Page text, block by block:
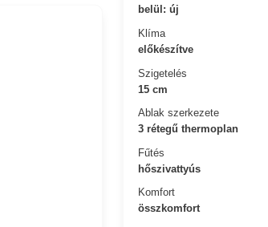
belül: új
Klíma
előkészítve
Szigetelés
15 cm
Ablak szerkezete
3 rétegű thermoplan
Fűtés
hőszivattyús
Komfort
összkomfort